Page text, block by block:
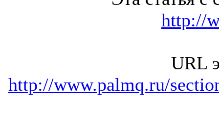
http://
URL
http://www.palmq.ru/